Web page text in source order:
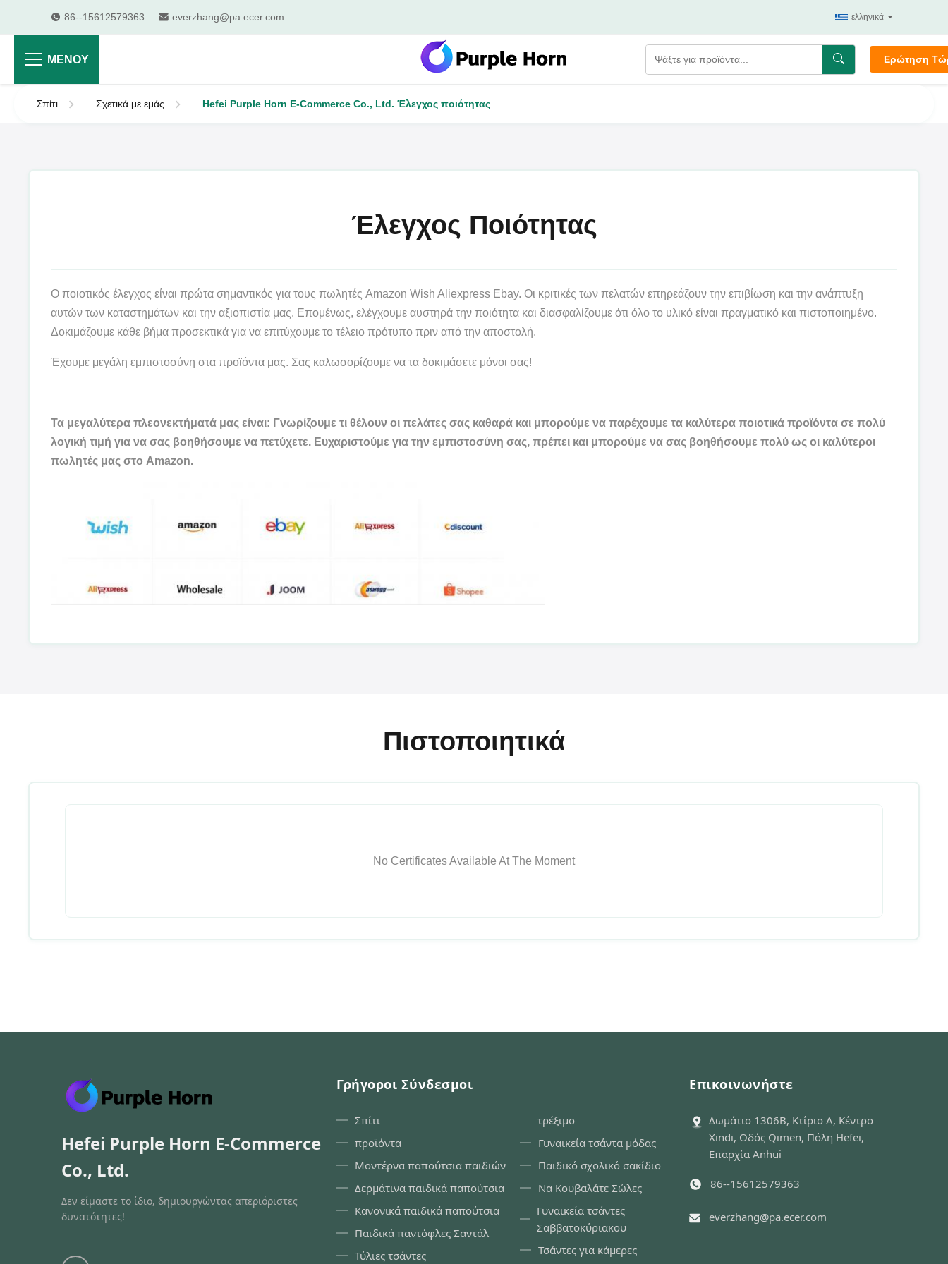
86--15612579363 everzhang@pa.ecer.com ελληνικά
ΜΕΝΟΎ Ερώτηση
Σπίτι Σχετικά με εμάς Hefei Purple Horn E-Commerce Co., Ltd. Έλεγχος ποιότητας
Έλεγχος Ποιότητας
Ο ποιοτικός έλεγχος είναι πρώτα σημαντικός για τους πωλητές Amazon Wish Aliexpress Ebay. Οι κριτικές των πελατών επηρεάζουν την επιβίωση και την ανάπτυξη
αυτών των καταστημάτων και την αξιοπιστία μας. Επομένως, ελέγχουμε αυστηρά την ποιότητα και διασφαλίζουμε ότι όλο το υλικό είναι πραγματικό και πιστοποιημένο.
Δοκιμάζουμε κάθε βήμα προσεκτικά για να επιτύχουμε το τέλειο πρότυπο πριν από την αποστολή.
Έχουμε μεγάλη εμπιστοσύνη στα προϊόντα μας. Σας καλωσορίζουμε να τα δοκιμάσετε μόνοι σας!
Τα μεγαλύτερα πλεονεκτήματά μας είναι: Γνωρίζουμε τι θέλουν οι πελάτες σας καθαρά και μπορούμε να παρέχουμε τα καλύτερα ποιοτικά προϊόντα σε πολύ
λογική τιμή για να σας βοηθήσουμε να πετύχετε. Ευχαριστούμε για την εμπιστοσύνη σας, πρέπει και μπορούμε να σας βοηθήσουμε πολύ ως οι καλύτεροι
πωλητές μας στο Amazon.
Πιστοποιητικά
No Certificates Available At The Moment
Hefei Purple Horn E-Commerce
Co., Ltd.
Δεν είμαστε το ίδιο, δημιουργώντας απεριόριστες
δυνατότητες!
Γρήγοροι Σύνδεσμοι
Σπίτι
προϊόντα
Μοντέρνα παπούτσια παιδιών
Δερμάτινα παιδικά παπούτσια
Κανονικά παιδικά παπούτσια
Παιδικά παντόφλες Σαντάλ
Τύλιες τσάντες
τρέξιμο
Γυναικεία τσάντα μόδας
Παιδικό σχολικό σακίδιο
Να Κουβαλάτε Σώλες
Γυναικεία τσάντες
Σαββατοκύριακου
Τσάντες για κάμερες
Επικοινωνήστε
Δωμάτιο 1306B, Κτίριο A, Κέντρο
Xindi, Οδός Qimen, Πόλη Hefei,
Επαρχία Anhui
86--15612579363
everzhang@pa.ecer.com